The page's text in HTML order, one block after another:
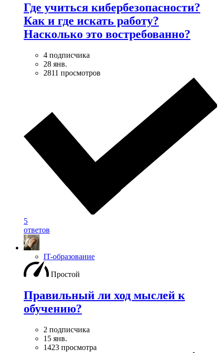
Где учиться кибербезопасноcти?
Как и где искать работу?
Насколько это востребованно?
4 подписчика
28 янв.
2811 просмотров
5
ответов
IT-образование
Простой
Правильный ли ход мыслей к
обучению?
2 подписчика
15 янв.
1423 просмотра